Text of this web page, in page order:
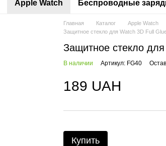
Apple Watch Беспроводные
Главная Каталог Apple Watch
Защитное стекло для Watch 3D Full
Защитное стекло
В наличии Артикул: FG40
189 UAH
Купить